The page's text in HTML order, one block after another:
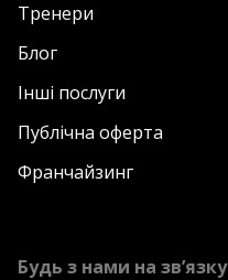
Тренери
Блог
Інші послуги
Публічна оферта
Франчайзинг
Будь з нами на зв’язку